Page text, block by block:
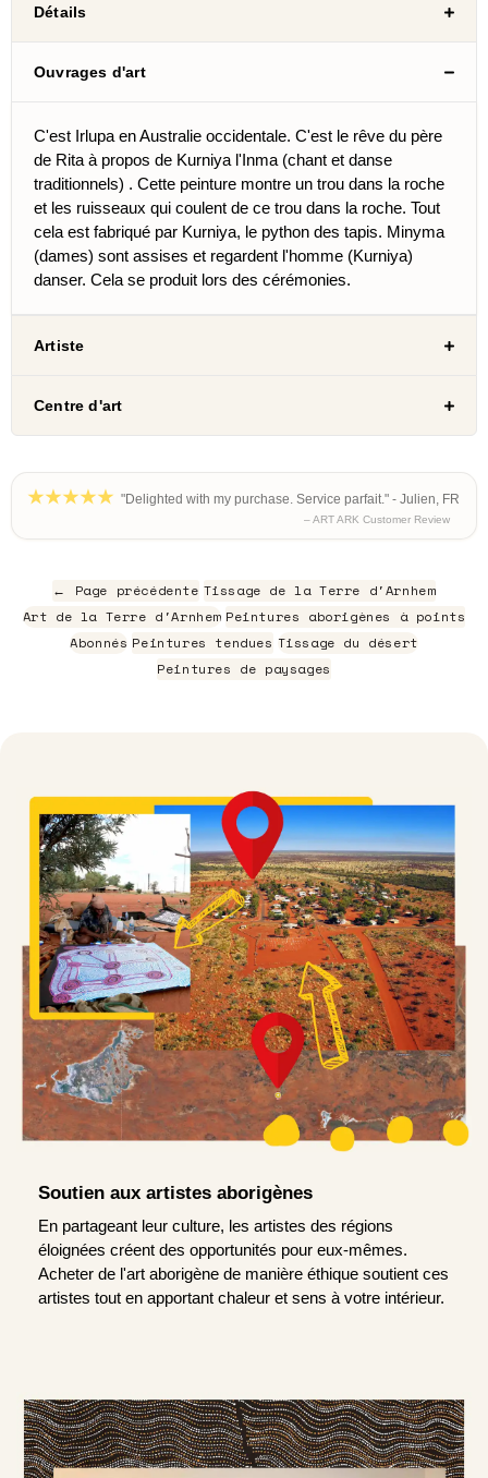
Détails
Ouvrages d'art
C'est Irlupa en Australie occidentale. C'est le rêve du père
de Rita à propos de Kurniya l'Inma (chant et danse
traditionnels) . Cette peinture montre un trou dans la roche
et les ruisseaux qui coulent de ce trou dans la roche. Tout
cela est fabriqué par Kurniya, le python des tapis. Minyma
(dames) sont assises et regardent l'homme (Kurniya)
danser. Cela se produit lors des cérémonies.
Artiste
Centre d'art
"Delighted with my purchase. Service parfait." - Julien, FR
– ART ARK Customer Review
← Page précédente Tissage de la Terre d'Arnhem
Art de la Terre d'Arnhem Peintures aborigènes à points
Abonnés Peintures tendues Tissage du désert
Peintures de paysages
Soutien aux artistes aborigènes
En partageant leur culture, les artistes des régions
éloignées créent des opportunités pour eux-mêmes.
Acheter de l'art aborigène de manière éthique soutient ces
artistes tout en apportant chaleur et sens à votre intérieur.